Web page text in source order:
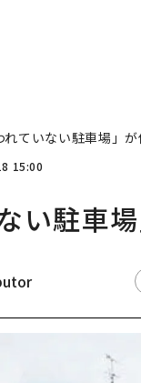
れていない駐車場」
15:00
い駐車